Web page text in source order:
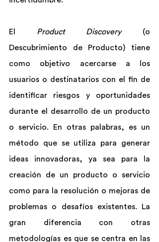
El Product Discovery (o
Descubrimiento de Producto) tiene
como objetivo acercarse a los
usuarios o destinatarios con el fin de
identificar riesgos y oportunidades
durante el desarrollo de un producto
o servicio. En otras palabras, es un
método que se utiliza para generar
ideas innovadoras, ya sea para la
creación de un producto o servicio
como para la resolución o mejoras de
problemas o desafíos existentes. La
gran diferencia con otras
metodologías es que se centra en las